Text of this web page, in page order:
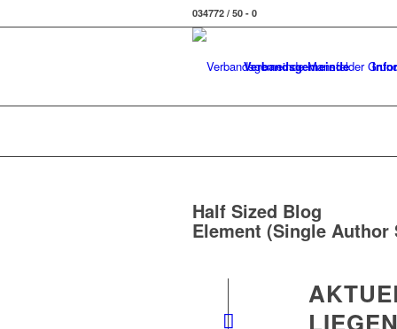
034772 / 50 - 0
Verbandsgemeinde
Half Sized Blog
Element (Single Author
LIEGEN